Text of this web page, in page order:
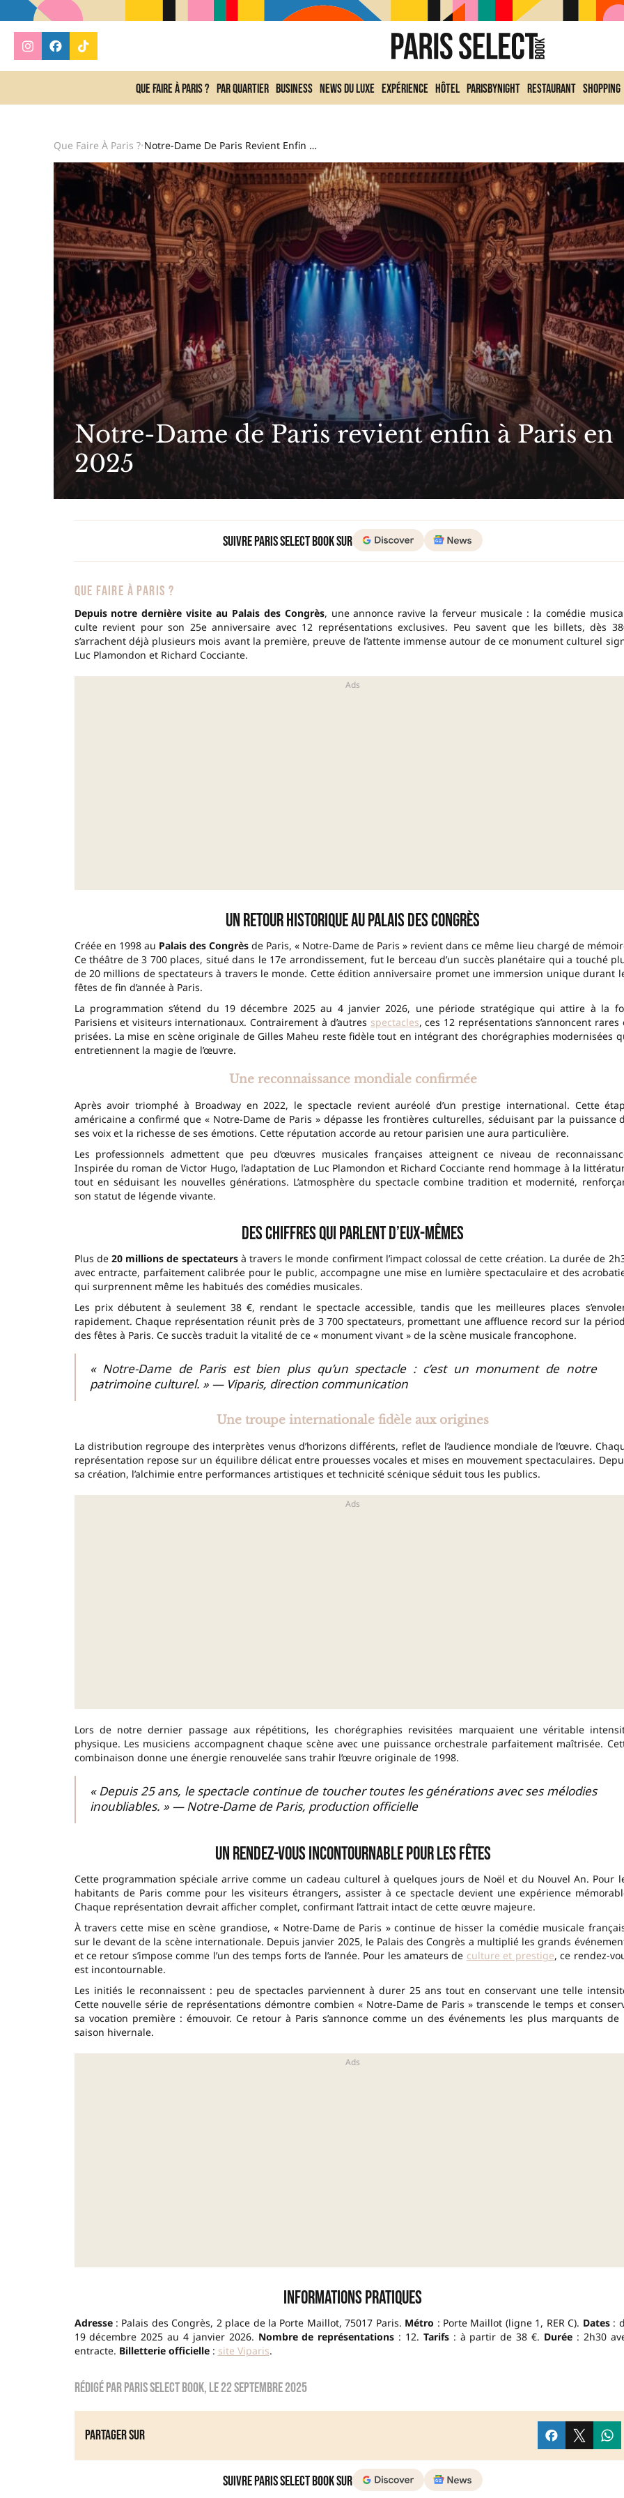
Que faire à Paris ? Par quartier Business News du Luxe Expérience Hôtel ParisByNight Restaurant Shopping
Que Faire À Paris ?• Notre-Dame De Paris Revient Enfin À Paris En 2025
Notre-Dame de Paris revient enfin à Paris en
2025
Suivre Paris Select Book sur
QUE FAIRE À PARIS ?
Depuis notre dernière visite au Palais des Congrès, une annonce ravive la ferveur musicale : la comédie
culte revient pour son 25e anniversaire avec 12 représentations exclusives. Peu savent que les billets, dès
s’arrachent déjà plusieurs mois avant la première, preuve de l’attente immense autour de ce monument culturel
Luc Plamondon et Richard Cocciante.
Un retour historique au Palais des Congrès
Créée en 1998 au Palais des Congrèsde Paris, « Notre-Dame de Paris » revient dans ce même lieu chargé de
Ce théâtre de 3 700 places, situé dans le 17e arrondissement, fut le berceau d’un succès planétaire qui a touché
de 20 millions de spectateurs à travers le monde. Cette édition anniversaire promet une immersion unique durant
fêtes de fin d’année à Paris.
La programmation s’étend du 19 décembre 2025 au 4 janvier 2026, une période stratégique qui attire à la
Parisiens et visiteurs internationaux. Contrairement à d’autres spectacles, ces 12 représentations s’annoncent rares
prisées. La mise en scène originale de Gilles Maheu reste fidèle tout en intégrant des chorégraphies modernisées
entretiennent la magie de l’œuvre.
Une reconnaissance mondiale confirmée
Après avoir triomphé à Broadway en 2022, le spectacle revient auréolé d’un prestige international. Cette
américaine a confirmé que « Notre-Dame de Paris » dépasse les frontières culturelles, séduisant par la puissance
ses voix et la richesse de ses émotions. Cette réputation accorde au retour parisien une aura particulière.
Les professionnels admettent que peu d’œuvres musicales françaises atteignent ce niveau de
Inspirée du roman de Victor Hugo, l’adaptation de Luc Plamondon et Richard Cocciante rend hommage à la
tout en séduisant les nouvelles générations. L’atmosphère du spectacle combine tradition et modernité,
son statut de légende vivante.
Des chiffres qui parlent d’eux-mêmes
Plus de 20 millions de spectateursà travers le monde confirment l’impact colossal de cette création. La durée de
avec entracte, parfaitement calibrée pour le public, accompagne une mise en lumière spectaculaire et des
qui surprennent même les habitués des comédies musicales.
Les prix débutent à seulement 38 €, rendant le spectacle accessible, tandis que les meilleures places
rapidement. Chaque représentation réunit près de 3 700 spectateurs, promettant une affluence record sur la
des fêtes à Paris. Ce succès traduit la vitalité de ce « monument vivant » de la scène musicale francophone.
« Notre-Dame de Paris est bien plus qu’un spectacle : c’est un monument de notre
patrimoine culturel. » — Viparis, direction communication
Une troupe internationale fidèle aux origines
La distribution regroupe des interprètes venus d’horizons différents, reflet de l’audience mondiale de l’œuvre.
représentation repose sur un équilibre délicat entre prouesses vocales et mises en mouvement spectaculaires.
sa création, l’alchimie entre performances artistiques et technicité scénique séduit tous les publics.
Lors de notre dernier passage aux répétitions, les chorégraphies revisitées marquaient une véritable
physique. Les musiciens accompagnent chaque scène avec une puissance orchestrale parfaitement maîtrisée.
combinaison donne une énergie renouvelée sans trahir l’œuvre originale de 1998.
« Depuis 25 ans, le spectacle continue de toucher toutes les générations avec ses mélodies
inoubliables. » — Notre-Dame de Paris, production officielle
Un rendez-vous incontournable pour les fêtes
Cette programmation spéciale arrive comme un cadeau culturel à quelques jours de Noël et du Nouvel An. Pour
habitants de Paris comme pour les visiteurs étrangers, assister à ce spectacle devient une expérience
Chaque représentation devrait afficher complet, confirmant l’attrait intact de cette œuvre majeure.
À travers cette mise en scène grandiose, « Notre-Dame de Paris » continue de hisser la comédie musicale
sur le devant de la scène internationale. Depuis janvier 2025, le Palais des Congrès a multiplié les grands
et ce retour s’impose comme l’un des temps forts de l’année. Pour les amateurs de culture et prestige, ce rendez-
est incontournable.
Les initiés le reconnaissent : peu de spectacles parviennent à durer 25 ans tout en conservant une telle
Cette nouvelle série de représentations démontre combien « Notre-Dame de Paris » transcende le temps et
sa vocation première : émouvoir. Ce retour à Paris s’annonce comme un des événements les plus marquants de
saison hivernale.
Informations pratiques
Adresse: Palais des Congrès, 2 place de la Porte Maillot, 75017 Paris. Métro : Porte Maillot (ligne 1, RER C). Dates:
19 décembre 2025 au 4 janvier 2026. Nombre de représentations : 12. Tarifs: à partir de 38 €. Durée: 2h30
entracte. Billetterie officielle: site Viparis.
Rédigé parParis Select Book, le22 septembre 2025
Partager sur
Suivre Paris Select Book sur